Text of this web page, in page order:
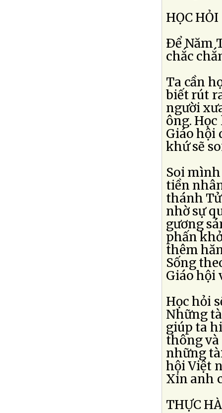
HỌC HỎI
Ðể Năm
chắc
Ta cần
biết rút
người
ông.
Giáo hội
khứ sẽ
Soi mình
tiền
thánh
nhờ sự
gương
phấn
thêm
Sống
Giáo hội
Học hỏi
Những
giúp ta
thông và
những
hội Việt
Xin anh
THỰC